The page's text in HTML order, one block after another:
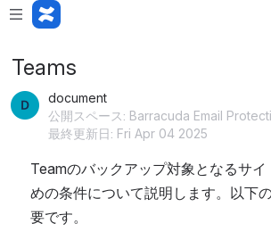
Teams
document
公開スペース: Barracuda Email
最終更新日: Fri Apr 04 2025
Teamのバックアップ対象となるサイ
めの条件について説明します。以下
要です。